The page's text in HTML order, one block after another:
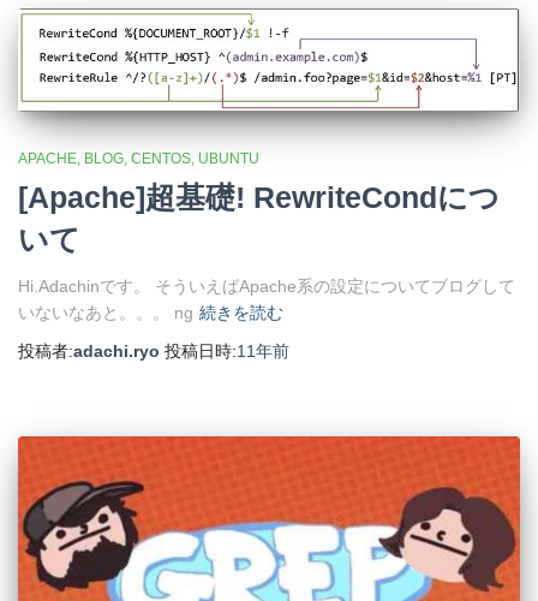
APACHE BLOG CENTOS UBUNTU
[Apache]超基礎! RewriteCondにつ
いて
Hi.Adachinです。 そういえばApache系の設定についてブログして
いないなあと。。。 ng 続きを読む
投稿者:adachi.ryo 投稿日時:11年前